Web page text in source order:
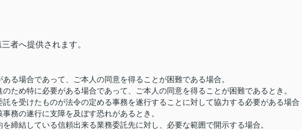
者へ提供されます。
る場合であって、ご本人の同意を得ることが困難である場合。
ため特に必要がある場合であって、ご本人の同意を得ることが困難であるとき。
を受けたものが法令の定める事務を遂行することに対して協力する必要がある場合
務の遂行に支障を及ぼす恐れがあるとき。
締結している信頼出来る業務委託先に対し、必要な範囲で開示する場合。